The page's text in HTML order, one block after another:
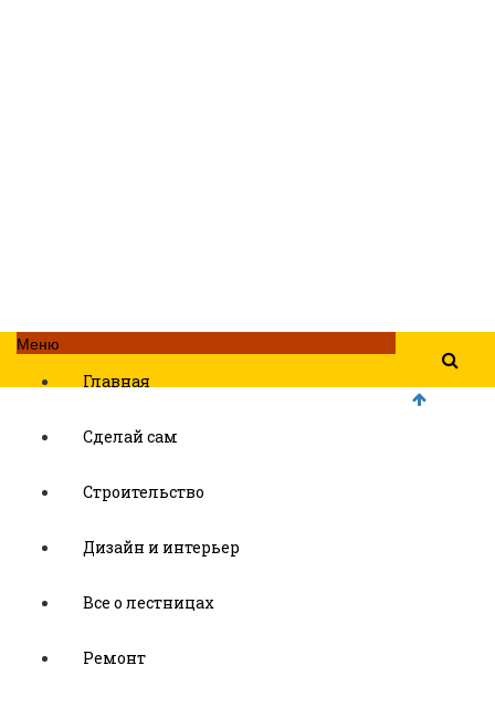
Меню
Главная
Сделай сам
Строительство
Дизайн и интерьер
Все о лестницах
Ремонт